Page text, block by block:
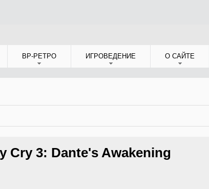
ВР-РЕТРО ИГРОВЕДЕНИЕ О САЙТЕ
Cry 3: Dante's Awakening